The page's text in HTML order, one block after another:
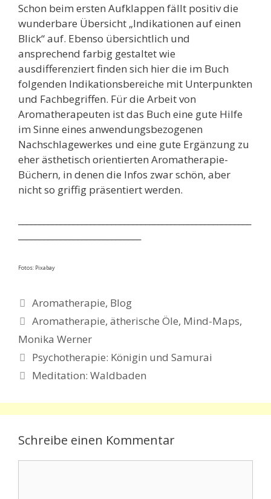
Schon beim ersten Aufklappen fällt positiv die
wunderbare Übersicht „Indikationen auf einen
Blick“ auf. Ebenso übersichtlich und
ansprechend farbig gestaltet wie
ausdifferenziert finden sich hier die im Buch
folgenden Indikationsbereiche mit Unterpunkten
und Fachbegriffen. Für die Arbeit von
Aromatherapeuten ist das Buch eine gute Hilfe
im Sinne eines anwendungsbezogenen
Nachschlagewerkes und eine gute Ergänzung zu
eher ästhetisch orientierten Aromatherapie-
Büchern, in denen die Infos zwar schön, aber
nicht so griffig präsentiert werden.
Fotos: Pixabay
Kategorien
Aromatherapie, Blog
Schlagwörter
Aromatherapie,ätherische Öle, Mind-Maps,
Monika Werner
Psychotherapie: Königin und Samurai
Meditation: Waldbaden
Schreibe einen Kommentar